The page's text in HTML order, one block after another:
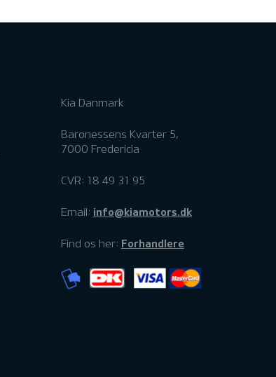
Kia Danmark
Baronessens Kvarter 5,
7000 Fredericia
CVR: 18 49 31 95
Email: info@kiamotors.dk
Find os her: Forhandlere